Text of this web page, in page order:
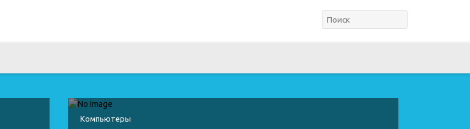
Компьютеры